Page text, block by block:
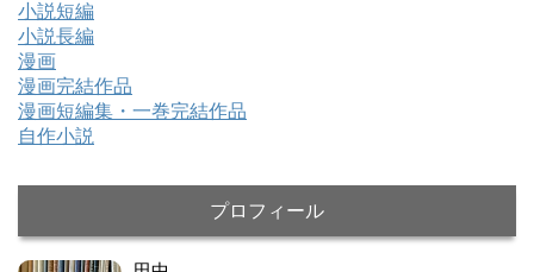
小説短編
小説長編
漫画
漫画完結作品
漫画短編集・一巻完結作品
自作小説
プロフィール